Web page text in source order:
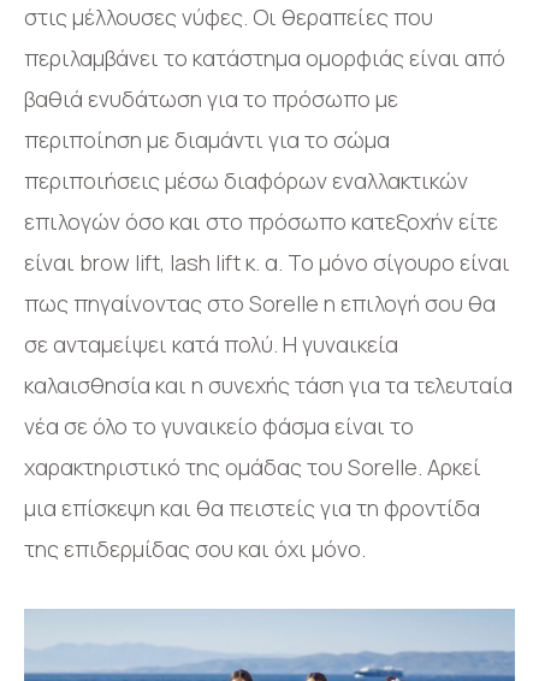
στις μέλλουσες νύφες. Οι θεραπείες που
περιλαμβάνει το κατάστημα ομορφιάς είναι από
βαθιά ενυδάτωση για το πρόσωπο με
περιποίηση με διαμάντι για το σώμα
περιποιήσεις μέσω διαφόρων εναλλακτικών
επιλογών όσο και στο πρόσωπο κατεξοχήν είτε
είναι brow lift, lash lift κ. α. Το μόνο σίγουρο είναι
πως πηγαίνοντας στο Sorelle η επιλογή σου θα
σε ανταμείψει κατά πολύ. Η γυναικεία
καλαισθησία και η συνεχής τάση για τα τελευταία
νέα σε όλο το γυναικείο φάσμα είναι το
χαρακτηριστικό της ομάδας του Sorelle. Αρκεί
μια επίσκεψη και θα πειστείς για τη φροντίδα
της επιδερμίδας σου και όχι μόνο.